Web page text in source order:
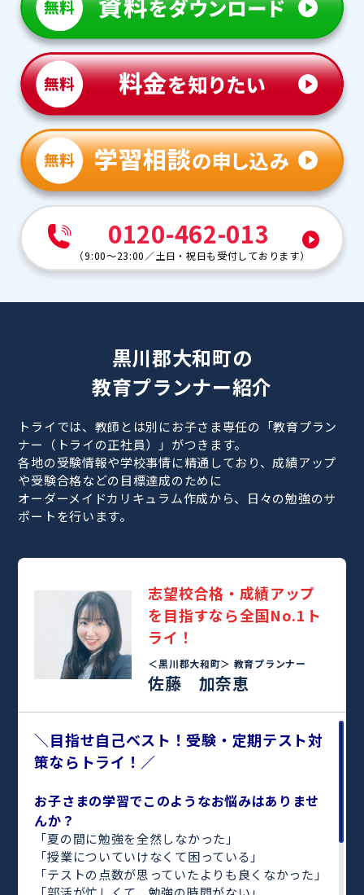
0120-462-013
（9:00～23:00 ／土日・祝日も受付しております）
黒川郡大和町の
教育プランナー紹介
トライでは、教師とは別にお子さま専任の「教育プラン
ナー（トライの正社員）」がつきます。
各地の受験情報や学校事情に精通しており、成績アップ
や受験合格などの目標達成のために
オーダーメイドカリキュラム作成から、日々の勉強のサ
ポートを行います。
志望校合格・成績アップ
を目指すなら全国No.1ト
ライ！
＜黒川郡大和町＞ 教育プランナー
佐藤 加奈恵
＼目指せ自己ベスト！受験・定期テスト対
策ならトライ！／
お子さまの学習でこのようなお悩みはありませ
んか？
「夏の間に勉強を全然しなかった」
「授業についていけなくて困っている」
「テストの点数が思っていたよりも良くなかった」